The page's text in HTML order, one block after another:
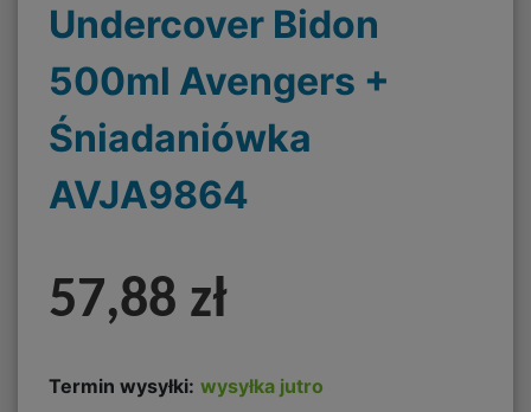
Undercover Bidon
500ml Avengers +
Śniadaniówka
AVJA9864
57,88 zł
Termin wysyłki: wysyłka jutro